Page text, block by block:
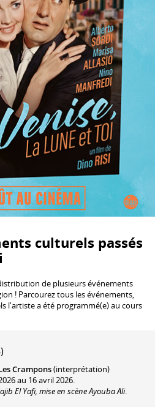
culturels passés
de plusieurs événements
! Parcourez tous les événements,
l'artiste a été programmé(e) au cours
Crampons(interprétation)
au 16 avril 2026.
El Yafi, mise en scène Ayouba Ali.